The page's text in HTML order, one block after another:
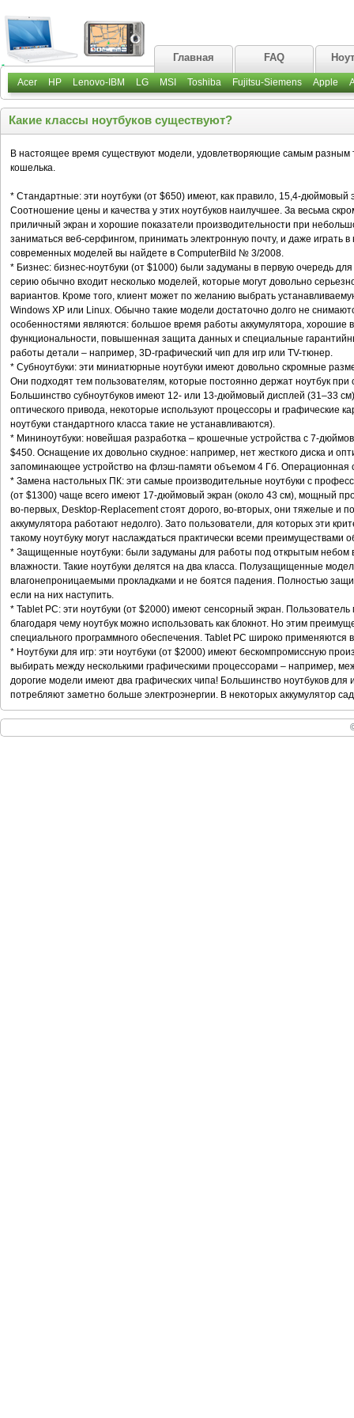
Главная FAQ
Acer HP Lenovo-IBM LG MSI Toshiba Fujitsu-Siemens Apple
Какие классы ноутбуков существуют?
В настоящее время существуют модели, удовлетворяющие самым
кошелька.
* Стандартные: эти ноутбуки (от $650) имеют, как правило, 15,4-дюймовый
Соотношение цены и качества у этих ноутбуков наилучшее. За весьма
приличный экран и хорошие показатели производительности при
заниматься веб-серфингом, принимать электронную почту, и даже играть
современных моделей вы найдете в ComputerBild № 3/2008.
* Бизнес: бизнес-ноутбуки (от $1000) были задуманы в первую очередь
серию обычно входит несколько моделей, которые могут довольно
вариантов. Кроме того, клиент может по желанию выбрать
Windows XP или Linux. Обычно такие модели достаточно долго не
особенностями являются: большое время работы аккумулятора, хорошие
функциональности, повышенная защита данных и специальные
работы детали – например, 3D-графический чип для игр или TV-тюнер.
* Субноутбуки: эти миниатюрные ноутбуки имеют довольно скромные
Они подходят тем пользователям, которые постоянно держат ноутбук
Большинство субноутбуков имеют 12- или 13-дюймовый дисплей (31–33
оптического привода, некоторые используют процессоры и графические
ноутбуки стандартного класса такие не устанавливаются).
* Мининоутбуки: новейшая разработка – крошечные устройства с 7-
$450. Оснащение их довольно скудное: например, нет жесткого диска и
запоминающее устройство на флэш-памяти объемом 4 Гб. Операционная
* Замена настольных ПК: эти самые производительные ноутбуки с
(от $1300) чаще всего имеют 17-дюймовый экран (около 43 см), мощный
во-первых, Desktop-Replacement стоят дорого, во-вторых, они тяжелые и
аккумулятора работают недолго). Зато пользователи, для которых эти
такому ноутбуку могут наслаждаться практически всеми преимуществами
* Защищенные ноутбуки: были задуманы для работы под открытым небом
влажности. Такие ноутбуки делятся на два класса. Полузащищенные
влагонепроницаемыми прокладками и не боятся падения. Полностью
если на них наступить.
* Tablet PC: эти ноутбуки (от $2000) имеют сенсорный экран.
благодаря чему ноутбук можно использовать как блокнот. Но этим
специального программного обеспечения. Tablet PC широко применяются
* Ноутбуки для игр: эти ноутбуки (от $2000) имеют бескомпромиссную
выбирать между несколькими графическими процессорами – например,
дорогие модели имеют два графических чипа! Большинство ноутбуков
потребляют заметно больше электроэнергии. В некоторых аккумулятор